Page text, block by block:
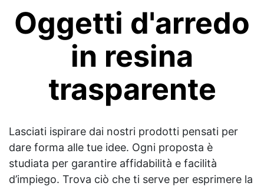
Oggetti d'arredo
in resina
trasparente
Lasciati ispirare dai nostri prodotti pensati per
dare forma alle tue idee. Ogni proposta è
studiata per garantire affidabilità e facilità
d’impiego. Trova ciò che ti serve per esprimere la